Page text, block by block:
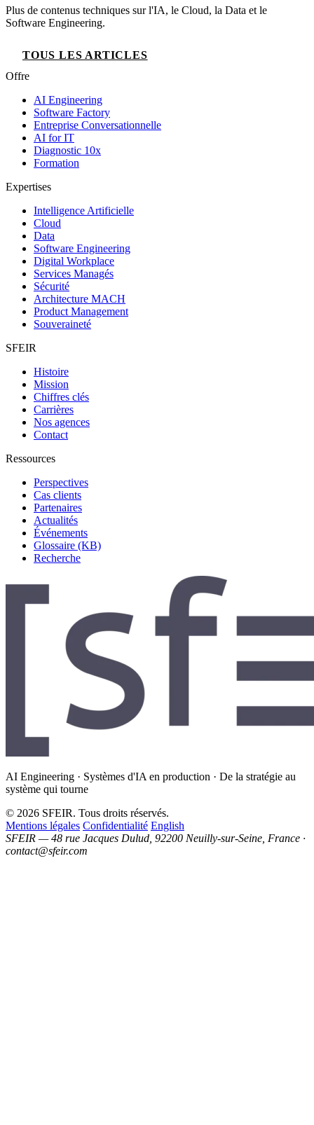
Plus de contenus techniques sur l'IA, le Cloud, la Data et le
Software Engineering.
TOUS LES ARTICLES
Offre
AI Engineering
Software Factory
Entreprise Conversationnelle
AI for IT
Diagnostic 10x
Formation
Expertises
Intelligence Artificielle
Cloud
Data
Software Engineering
Digital Workplace
Services Managés
Sécurité
Architecture MACH
Product Management
Souveraineté
SFEIR
Histoire
Mission
Chiffres clés
Carrières
Nos agences
Contact
Ressources
Perspectives
Cas clients
Partenaires
Actualités
Événements
Glossaire (KB)
Recherche
AI Engineering · Systèmes d'IA en production · De la stratégie au
système qui tourne
© 2026 SFEIR. Tous droits réservés.
Mentions légales Confidentialité English
SFEIR — 48 rue Jacques Dulud, 92200 Neuilly-sur-Seine, France ·
contact@sfeir.com